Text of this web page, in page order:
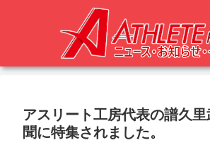
アスリート工房代表の譜久
聞に特集されました。